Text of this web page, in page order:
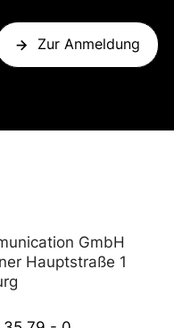
Zur Anmeldung
GmbH
Hauptstraße 1